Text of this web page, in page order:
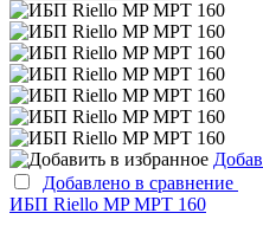
Добавлено в сравнение
ИБП Riello MP MPT 160